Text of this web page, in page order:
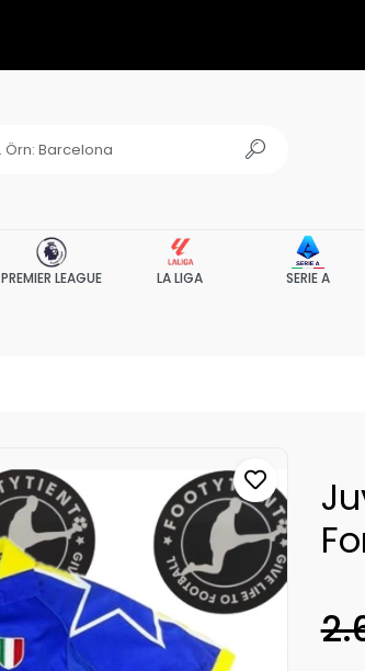
PREMIER LEAGUE LA LIGA SERIE A